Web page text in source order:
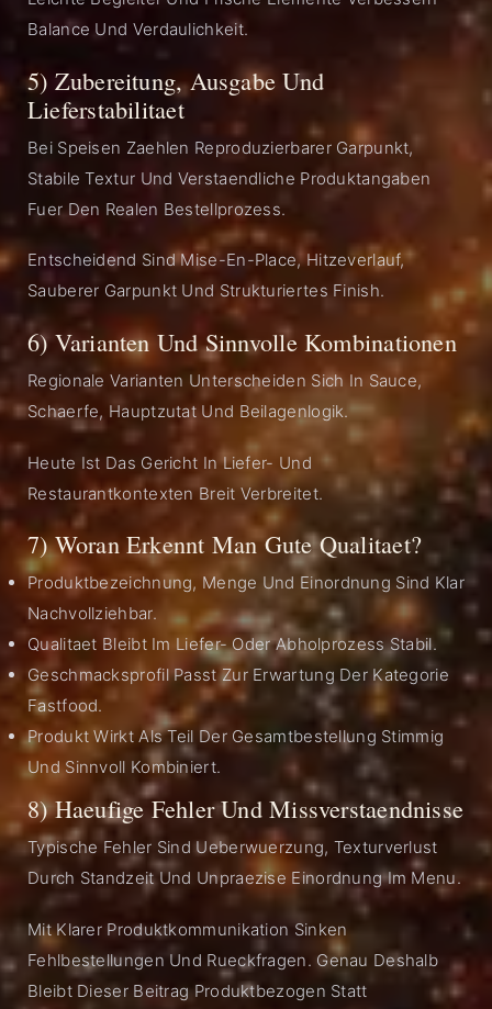
Balance Und Verdaulichkeit.
5) Zubereitung, Ausgabe Und
Lieferstabilitaet
Bei Speisen Zaehlen Reproduzierbarer Garpunkt,
Stabile Textur Und Verstaendliche Produktangaben
Fuer Den Realen Bestellprozess.
Entscheidend Sind Mise-En-Place, Hitzeverlauf,
Sauberer Garpunkt Und Strukturiertes Finish.
6) Varianten Und Sinnvolle Kombinationen
Regionale Varianten Unterscheiden Sich In Sauce,
Schaerfe, Hauptzutat Und Beilagenlogik.
Heute Ist Das Gericht In Liefer- Und
Restaurantkontexten Breit Verbreitet.
7) Woran Erkennt Man Gute Qualitaet?
Produktbezeichnung, Menge Und Einordnung Sind Klar
Nachvollziehbar.
Qualitaet Bleibt Im Liefer- Oder Abholprozess Stabil.
Geschmacksprofil Passt Zur Erwartung Der Kategorie
Fastfood.
Produkt Wirkt Als Teil Der Gesamtbestellung Stimmig
Und Sinnvoll Kombiniert.
8) Haeufige Fehler Und Missverstaendnisse
Typische Fehler Sind Ueberwuerzung, Texturverlust
Durch Standzeit Und Unpraezise Einordnung Im Menu.
Mit Klarer Produktkommunikation Sinken
Fehlbestellungen Und Rueckfragen. Genau Deshalb
Bleibt Dieser Beitrag Produktbezogen Statt